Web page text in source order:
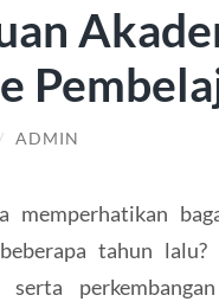
/ ADMIN
memperhatikan
tahun
serta